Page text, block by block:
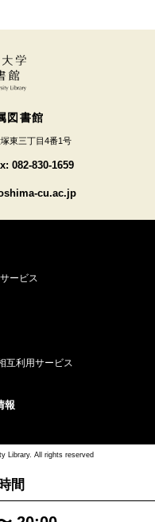
間
図書館
東三丁目4番1号
082-830-1659
cu.ac.jp
ービス
互利用サービス
報
Library. All rights reserved